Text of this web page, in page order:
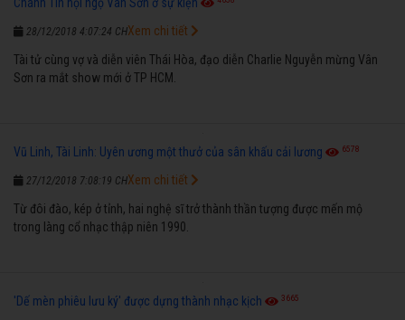
28/12/2018 4:07:24 CH
Tài tử cùng vợ và diễn viên Thái Hòa, đạo diễn Charlie Nguyễn mừng Vân
Sơn ra mắt show mới ở TP HCM.
Xem chi tiết
Vũ Linh, Tài Linh: Uyên ương một thưở của sân khấu cải lương 6578
27/12/2018 7:08:19 CH
Từ đôi đào, kép ở tỉnh, hai nghệ sĩ trở thành thần tượng được mến mộ
trong làng cổ nhạc thập niên 1990.
Xem chi tiết
'Dế mèn phiêu lưu ký' được dựng thành nhạc kịch 3665